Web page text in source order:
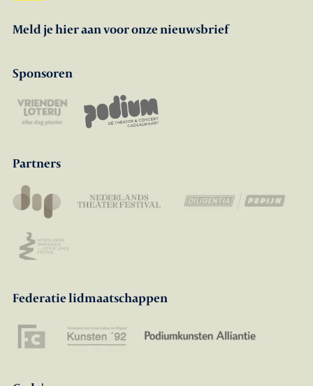
Meld je hier aan voor onze nieuwsbrief
Sponsoren
Partners
Federatie lidmaatschappen